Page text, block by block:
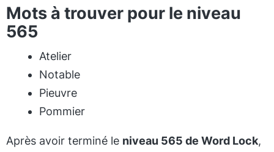
Mots à trouver pour le niveau
565
Atelier
Notable
Pieuvre
Pommier
Après avoir terminé le niveau 565 de Word Lock,